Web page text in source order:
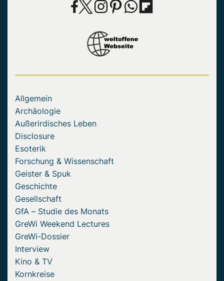
Allgemein
Archäologie
Außerirdisches Leben
Disclosure
Esoterik
Forschung & Wissenschaft
Geister & Spuk
Geschichte
Gesellschaft
GfA – Studie des Monats
GreWi Weekend Lectures
GreWi-Dossier
Interview
Kino & TV
Kornkreise